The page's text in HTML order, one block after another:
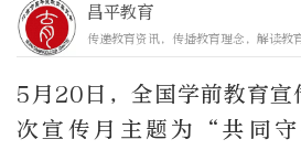
昌平教育
传递教育资讯，传播教育理念，解读教
5月20日，全国学前教育宣
次宣传月主题为“共同